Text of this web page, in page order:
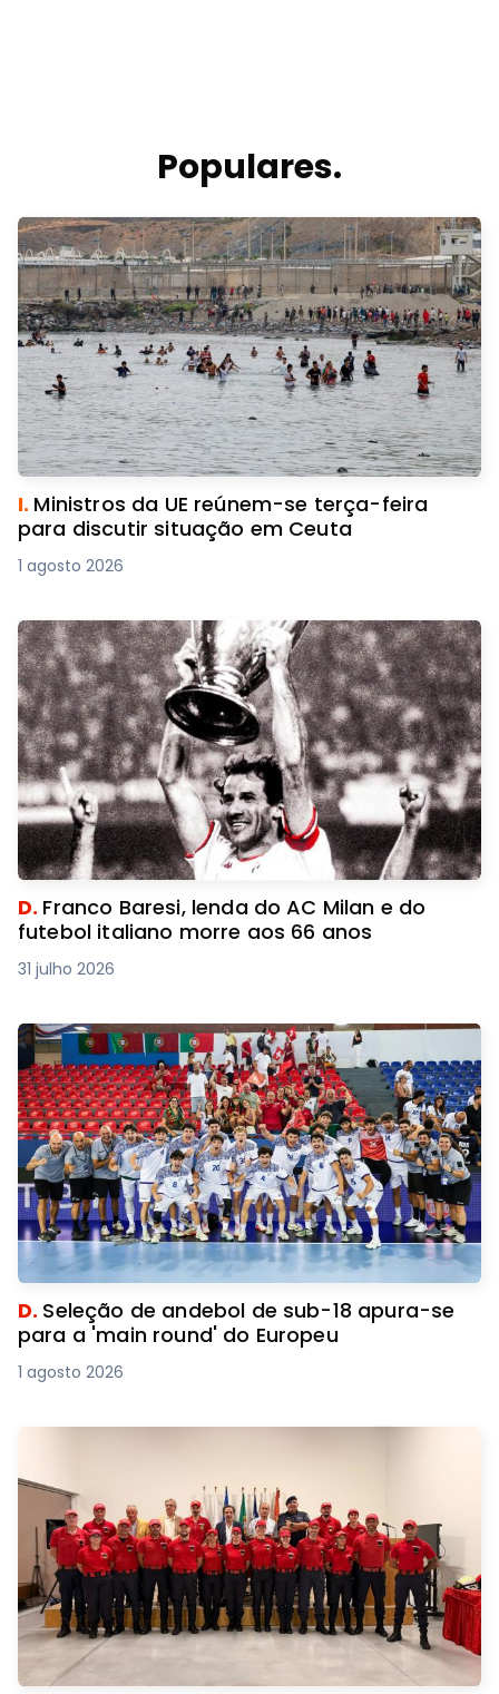
Populares.
I. Ministros da UE reúnem-se terça-feira
para discutir situação em Ceuta
1 agosto 2026
D. Franco Baresi, lenda do AC Milan e do
futebol italiano morre aos 66 anos
31 julho 2026
D. Seleção de andebol de sub-18 apura-se
para a 'main round' do Europeu
1 agosto 2026